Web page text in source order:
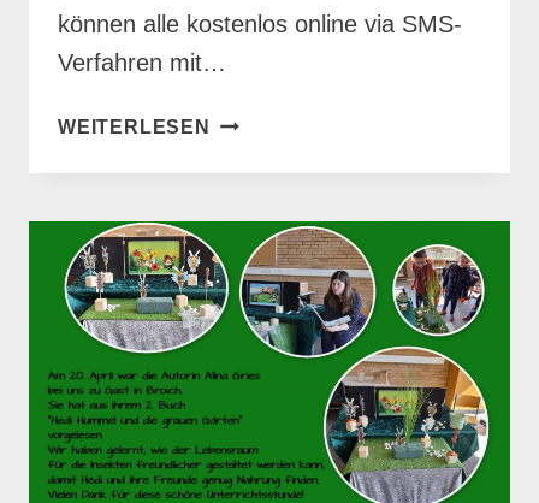
können alle kostenlos online via SMS-
Verfahren mit…
WEITERLESEN
SPARDA